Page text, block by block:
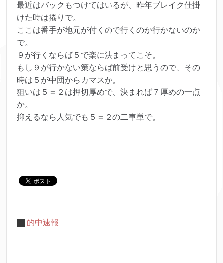
最近はバックもつけてはいるが、昨年ブレイク仕掛
けた時は捲りで。
ここは番手が地元が付くので行くのか行かないのか
で。
９が行くならば５で楽に決まってこそ。
もし９が行かない策ならば前受けと思うので、その
時は５が中団からカマスか。
狙いは５＝２は押切厚めで、決まれば７厚めの一点
か。
抑えるなら人気でも５＝２の二車単で。
的中速報